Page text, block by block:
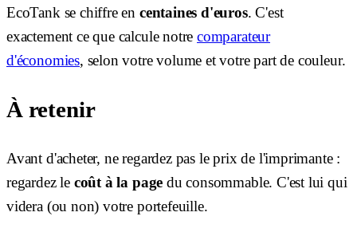
EcoTank se chiffre en centaines d'euros. C'est
exactement ce que calcule notrecomparateur
d'économies, selon votre volume et votre part de couleur.
À retenir
Avant d'acheter, ne regardez pas le prix de l'imprimante :
regardez le coût à la page du consommable. C'est lui qui
videra (ou non) votre portefeuille.